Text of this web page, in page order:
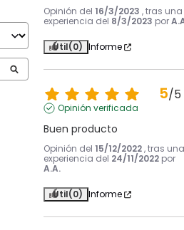
Opinión del 16/3/2023 , tras una
experiencia del 8/3/2023 por
Útil(0) Informe
5/5
Opinión verificada
Buen producto
Opinión del 15/12/2022 , tras una
experiencia del 24/11/2022 por
A.A.
Útil(0) Informe